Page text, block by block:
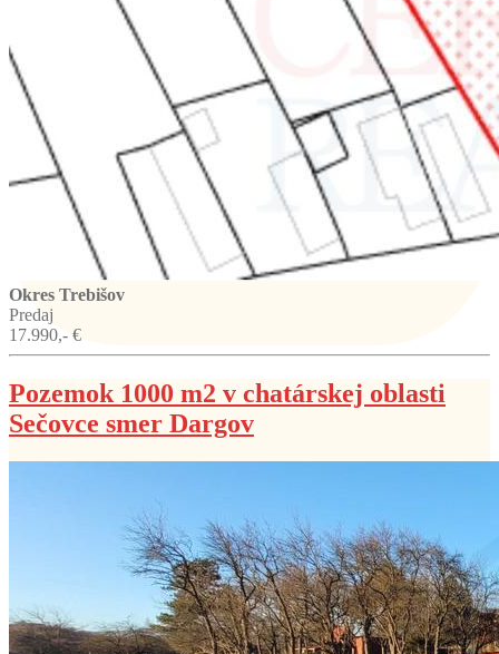
Okres Trebišov
Predaj
17.990,- €
Pozemok 1000 m2 v chatárskej oblasti
Sečovce smer Dargov